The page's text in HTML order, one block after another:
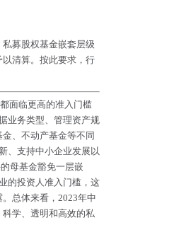
募股权基金嵌套层级
清算。按此要求，行
面临更高的准入门槛
业务类型、管理资产规
、不动产基金等不同
、支持中小企业发展以
母基金豁免一层嵌
的投资人准入门槛，这
总体来看，2023年中
学、透明和高效的私